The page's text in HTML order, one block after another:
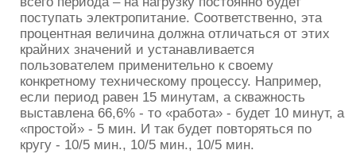
поступать электропитание. Соответственно, эта
процентная величина должна отличаться от этих
крайних значений и устанавливается
пользователем применительно к своему
конкретному техническому процессу. Например,
если период равен 15 минутам, а скважность
выставлена 66,6% - то «работа» - будет 10 минут, а
«простой» - 5 мин. И так будет повторяться по
кругу - 10/5 мин., 10/5 мин., 10/5 мин.